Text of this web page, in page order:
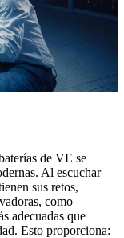
de VE se
Al escuchar
sus retos,
como
adecuadas que
Esto proporciona: